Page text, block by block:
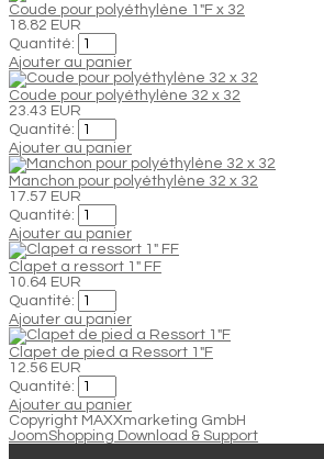
Coude pour polyéthylène 1"F x 32
18.82 EUR
Quantité:
Ajouter au panier
Coude pour polyéthylène 32 x 32
23.43 EUR
Quantité:
Ajouter au panier
Manchon pour polyéthylène 32 x 32
17.57 EUR
Quantité:
Ajouter au panier
Clapet a ressort 1" FF
10.64 EUR
Quantité:
Ajouter au panier
Clapet de pied a Ressort 1"F
12.56 EUR
Quantité:
Ajouter au panier
Copyright MAXXmarketing GmbH
JoomShopping Download & Support